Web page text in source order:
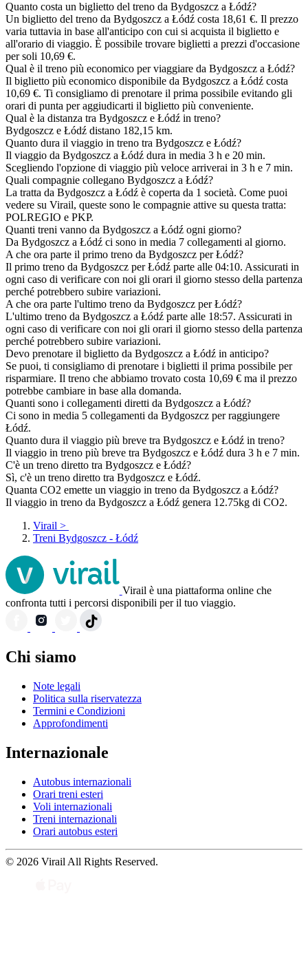
Quanto costa un biglietto del treno da Bydgoszcz a Łódź?
Un biglietto del treno da Bydgoszcz a Łódź costa 18,61 €. Il prezzo
varia tuttavia in base all'anticipo con cui si acquista il biglietto e
all'orario di viaggio. È possibile trovare biglietti a prezzi d'occasione
per soli 10,69 €.
Qual è il treno più economico per viaggiare da Bydgoszcz a Łódź?
Il biglietto più economico disponibile da Bydgoszcz a Łódź costa
10,69 €. Ti consigliamo di prenotare il prima possibile evitando gli
orari di punta per aggiudicarti il biglietto più conveniente.
Qual è la distanza tra Bydgoszcz e Łódź in treno?
Bydgoszcz e Łódź distano 182,15 km.
Quanto dura il viaggio in treno tra Bydgoszcz e Łódź?
Il viaggio da Bydgoszcz a Łódź dura in media 3 h e 20 min.
Scegliendo l'opzione di viaggio più veloce arriverai in 3 h e 7 min.
Quali compagnie collegano Bydgoszcz a Łódź?
La tratta da Bydgoszcz a Łódź è coperta da 1 società. Come puoi
vedere su Virail, queste sono le compagnie attive su questa tratta:
POLREGIO e PKP.
Quanti treni vanno da Bydgoszcz a Łódź ogni giorno?
Da Bydgoszcz a Łódź ci sono in media 7 collegamenti al giorno.
A che ora parte il primo treno da Bydgoszcz per Łódź?
Il primo treno da Bydgoszcz per Łódź parte alle 04:10. Assicurati in
ogni caso di verificare con noi gli orari il giorno stesso della partenza
perché potrebbero subire variazioni.
A che ora parte l'ultimo treno da Bydgoszcz per Łódź?
L'ultimo treno da Bydgoszcz a Łódź parte alle 18:57. Assicurati in
ogni caso di verificare con noi gli orari il giorno stesso della partenza
perché potrebbero subire variazioni.
Devo prenotare il biglietto da Bydgoszcz a Łódź in anticipo?
Se puoi, ti consigliamo di prenotare i biglietti il prima possibile per
risparmiare. Il treno che abbiamo trovato costa 10,69 € ma il prezzo
potrebbe cambiare in base alla domanda.
Quanti sono i collegamenti diretti da Bydgoszcz a Łódź?
Ci sono in media 5 collegamenti da Bydgoszcz per raggiungere
Łódź.
Quanto dura il viaggio più breve tra Bydgoszcz e Łódź in treno?
Il viaggio in treno più breve tra Bydgoszcz e Łódź dura 3 h e 7 min.
C'è un treno diretto tra Bydgoszcz e Łódź?
Sì, c'è un treno diretto tra Bydgoszcz e Łódź.
Quanta CO2 emette un viaggio in treno da Bydgoszcz a Łódź?
Il viaggio in treno da Bydgoszcz a Łódź genera 12.75kg di CO2.
Virail >
Treni Bydgoszcz - Łódź
Virail è una piattaforma online che
confronta tutti i percorsi disponibili per il tuo viaggio.
Chi siamo
Note legali
Politica sulla riservatezza
Termini e Condizioni
Approfondimenti
Internazionale
Autobus internazionali
Orari treni esteri
Voli internazionali
Treni internazionali
Orari autobus esteri
© 2026 Virail All Rights Reserved.